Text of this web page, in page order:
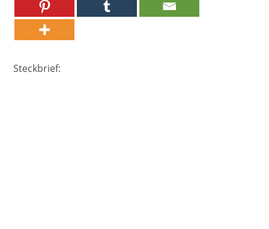
Steckbrief: